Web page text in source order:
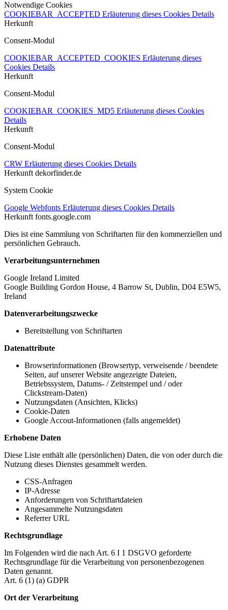
Notwendige Cookies
COOKIEBAR_ACCEPTED Erläuterung dieses Cookies Details
Herkunft
Consent-Modul
COOKIEBAR_ACCEPTED_COOKIES Erläuterung dieses
Cookies Details
Herkunft
Consent-Modul
COOKIEBAR_COOKIES_MD5 Erläuterung dieses Cookies
Details
Herkunft
Consent-Modul
CRW Erläuterung dieses Cookies Details
Herkunft dekorfinder.de
System Cookie
Google Webfonts Erläuterung dieses Cookies Details
Herkunft fonts.google.com
Dies ist eine Sammlung von Schriftarten für den kommerziellen und
persönlichen Gebrauch.
Verarbeitungsunternehmen
Google Ireland Limited
Google Building Gordon House, 4 Barrow St, Dublin, D04 E5W5,
Ireland
Datenverarbeitungszwecke
Bereitstellung von Schriftarten
Datenattribute
Browserinformationen (Browsertyp, verweisende / beendete
Seiten, auf unserer Website angezeigte Dateien,
Betriebssystem, Datums- / Zeitstempel und / oder
Clickstream-Daten)
Nutzungsdaten (Ansichten, Klicks)
Cookie-Daten
Google Accout-Informationen (falls angemeldet)
Erhobene Daten
Diese Liste enthält alle (persönlichen) Daten, die von oder durch die
Nutzung dieses Dienstes gesammelt werden.
CSS-Anfragen
IP-Adresse
Anforderungen von Schriftartdateien
Angesammelte Nutzungsdaten
Referrer URL
Rechtsgrundlage
Im Folgenden wird die nach Art. 6 I 1 DSGVO geforderte
Rechtsgrundlage für die Verarbeitung von personenbezogenen
Daten genannt.
Art. 6 (1) (a) GDPR
Ort der Verarbeitung